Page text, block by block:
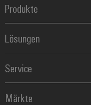
Produkte
Reihenklemmen
Leiterplattensteckverbinder &
Blitz- und
Steuerungen
Lösungen
Automatisierung
Energiemanagement-Lösungen
Industrial-IoT-Lösungen
E-Mobility
Service
Bestückte Klemmenleisten
Modifizierte und bestückte
Märkte